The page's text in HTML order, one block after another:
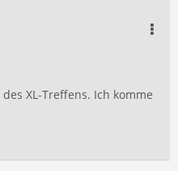
XL-Treffens. Ich komme